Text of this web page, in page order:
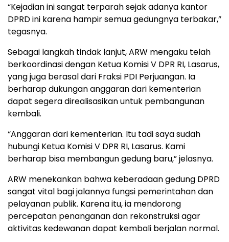
“Kejadian ini sangat terparah sejak adanya kantor
DPRD ini karena hampir semua gedungnya terbakar,”
tegasnya.
Sebagai langkah tindak lanjut, ARW mengaku telah
berkoordinasi dengan Ketua Komisi V DPR RI, Lasarus,
yang juga berasal dari Fraksi PDI Perjuangan. Ia
berharap dukungan anggaran dari kementerian
dapat segera direalisasikan untuk pembangunan
kembali.
“Anggaran dari kementerian. Itu tadi saya sudah
hubungi Ketua Komisi V DPR RI, Lasarus. Kami
berharap bisa membangun gedung baru,” jelasnya.
ARW menekankan bahwa keberadaan gedung DPRD
sangat vital bagi jalannya fungsi pemerintahan dan
pelayanan publik. Karena itu, ia mendorong
percepatan penanganan dan rekonstruksi agar
aktivitas kedewanan dapat kembali berjalan normal.